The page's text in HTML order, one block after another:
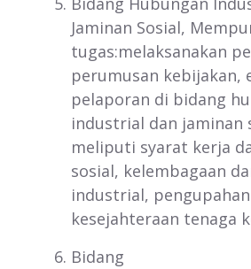
Jaminan Sosial,
tugas:melaksanakan
perumusan kebijakan,
pelaporan di bidang
industrial dan jaminan
meliputi syarat kerja
sosial, kelembagaan
industrial,
kesejahteraan tenaga
Bidang